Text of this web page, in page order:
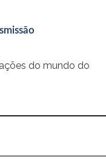
do mundo do